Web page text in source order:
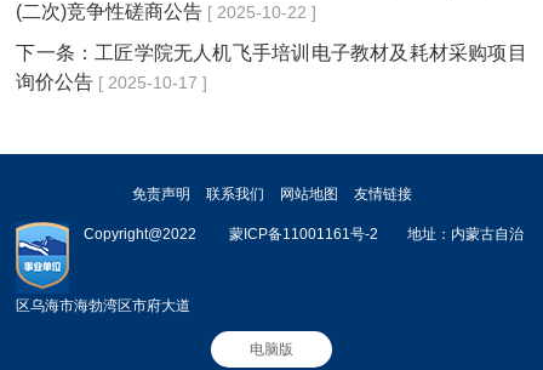
(二次)竞争性磋商公告 [ 2025-10-22 ]
下一条： 工匠学院无人机飞手培训电子教材及耗材采购项目
询价公告 [ 2025-10-17 ]
免责声明 联系我们 网站地图 友情链接
Copyright@2022 蒙ICP备11001161号-2        地址：内蒙古自治
区乌海市海勃湾区市府大道
电脑版